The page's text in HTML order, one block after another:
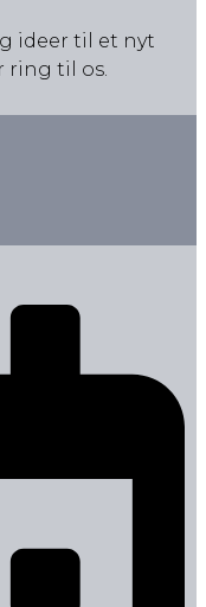
ideer til et nyt
ring til os.